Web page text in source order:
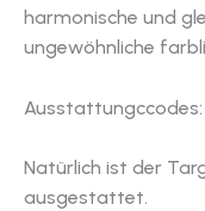
harmonische und
ungewöhnliche
Ausstattungccodes:
Natürlich ist der
ausgestattet.